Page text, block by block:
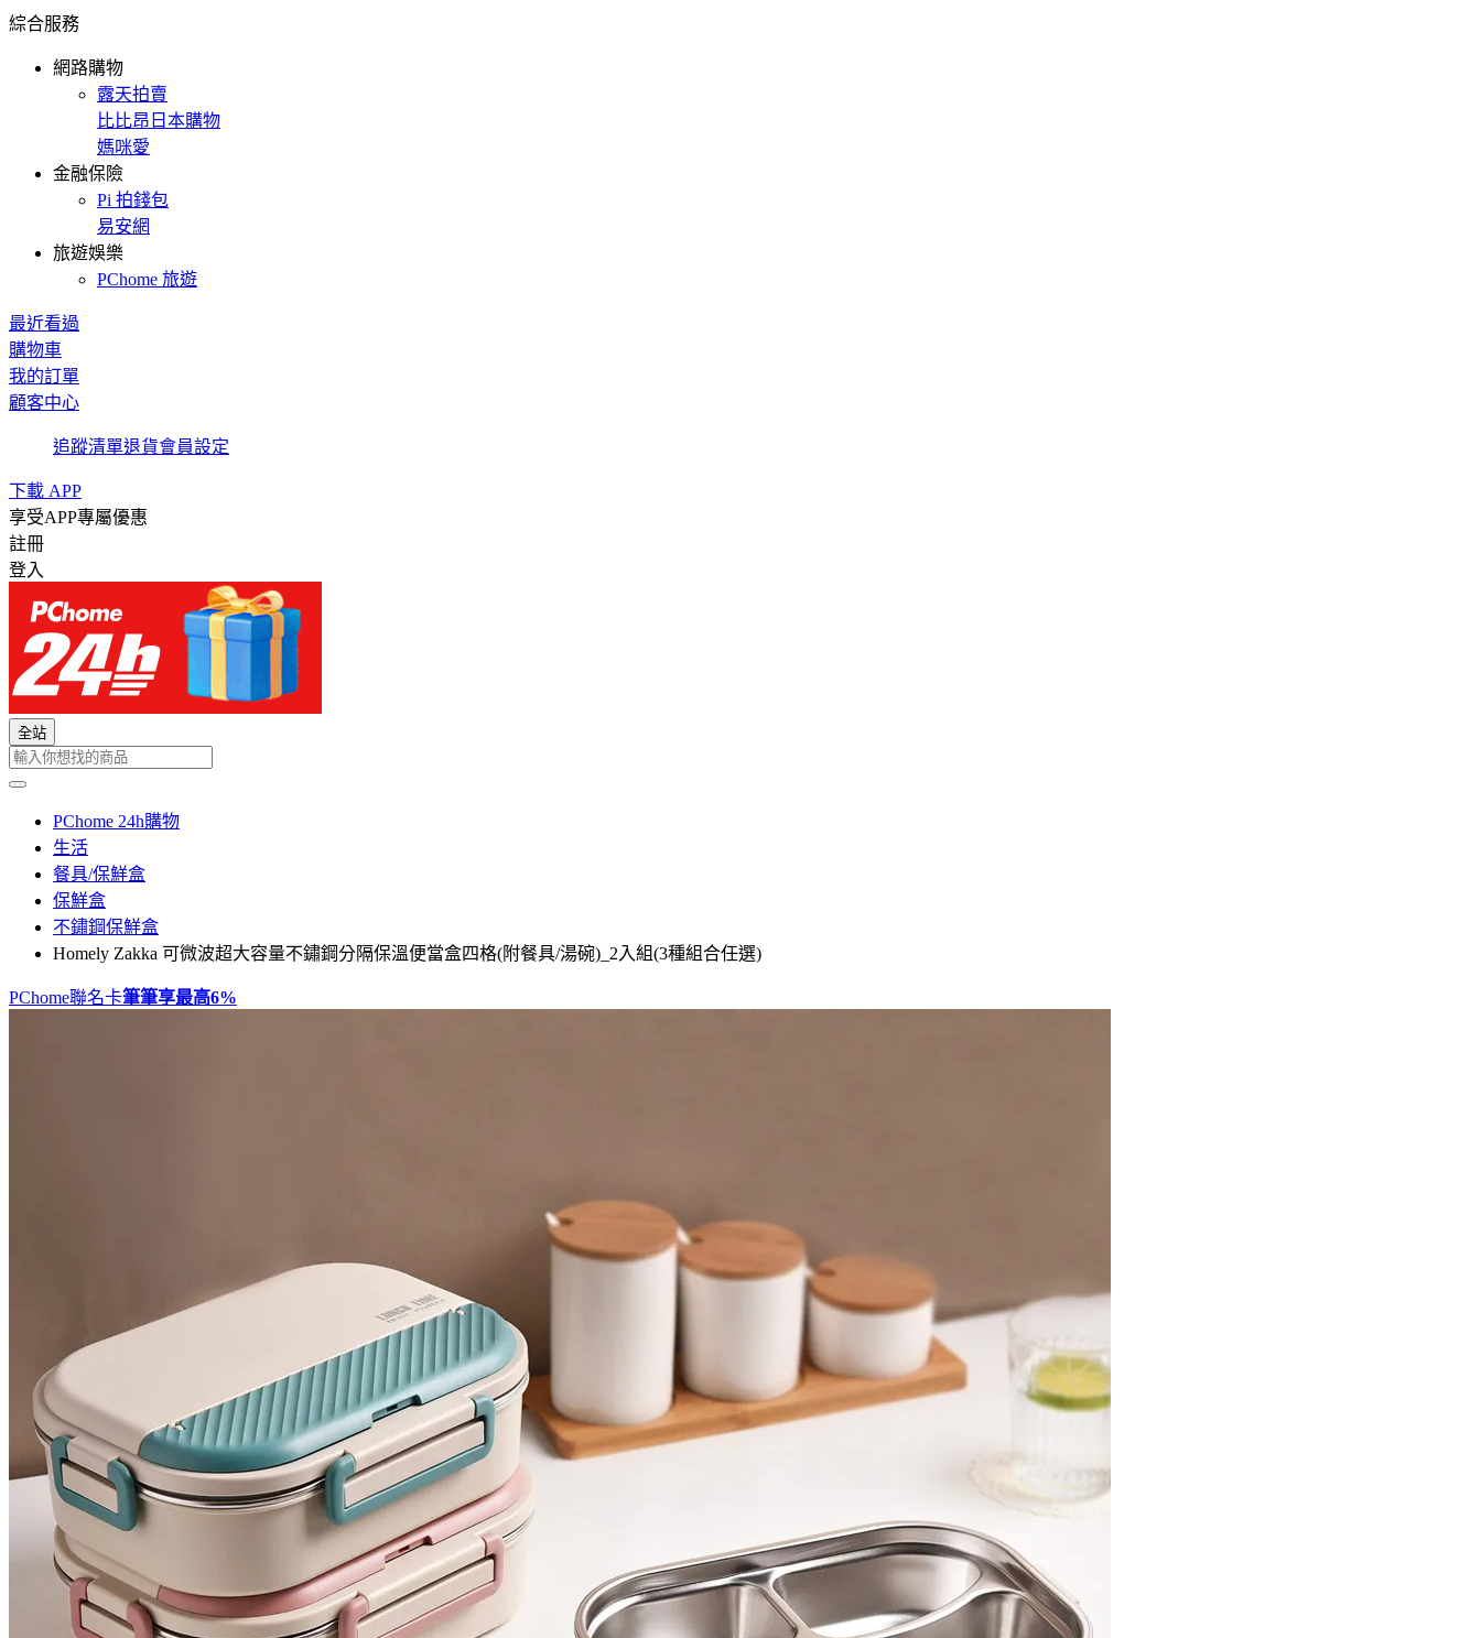
綜合服務
網路購物
露天拍賣
比比昂日本購物
媽咪愛
金融保險
Pi 拍錢包
易安網
旅遊娛樂
PChome 旅遊
最近看過
購物車
我的訂單
顧客中心
追蹤清單退貨會員設定
下載 APP
享受APP專屬優惠
註冊
登入
全站
PChome 24h購物
生活
餐具/保鮮盒
保鮮盒
不鏽鋼保鮮盒
Homely Zakka 可微波超大容量不鏽鋼分隔保溫便當盒四格(附餐具/湯碗)_2入組(3種組合任選)
PChome聯名卡筆筆享最高6%